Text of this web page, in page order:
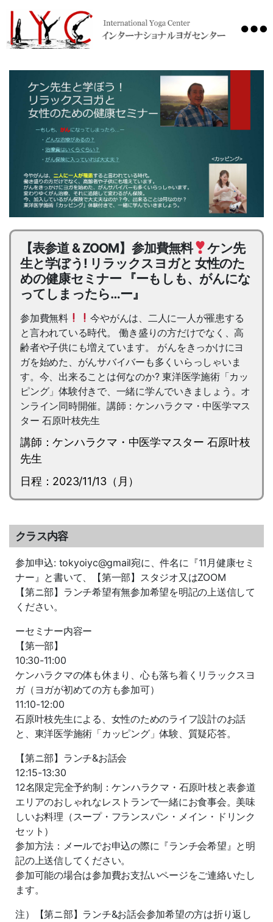
【表参道 & ZOOM】参加費無料
ケン先
生と学ぼう! リラックスヨガと 女性のた
めの健康セミナー 『ーもしも、がんにな
ってしまったら…ー』
参加費無料
今やがんは、二人に一人が罹患する
と言われている時代。 働き盛りの方だけでなく、高
齢者や子供にも増えています。 がんをきっかけにヨ
ガを始めた、がんサバイバーも多くいらっしゃいま
す。今、出来ることは何なのか? 東洋医学施術「カッ
ピング」体験付きで、一緒に学んでいきましょう。オ
ンライン同時開催。講師：ケンハラクマ・中医学マス
ター 石原叶枝先生
講師：ケンハラクマ・中医学マスター 石原叶枝
先生
日程：2023/11/13（月）
クラス内容
参加申込: tokyoiyc@gmail宛に、件名に『11月健康セミ
ナー』と書いて、【第一部】スタジオ又はZOOM
【第ニ部】ランチ希望有無参加希望を明記の上送信して
ください。
ーセミナー内容ー
【第一部】
10:30-11:00
ケンハラクマの体も休まり、心も落ち着くリラックスヨ
ガ（ヨガが初めての方も参加可）
11:10-12:00
石原叶枝先生による、女性のためのライフ設計のお話
と、東洋医学施術「カッピング」体験、質疑応答。
【第ニ部】ランチ&お話会
12:15-13:30
12名限定完全予約制：ケンハラクマ・石原叶枝と表参道
エリアのおしゃれなレストランで一緒にお食事会。美味
しいお料理（スープ・フランスパン・メイン・ドリンク
セット）
参加方法：メールでお申込の際に『ランチ会希望』と明
記の上送信してください。
参加可能の場合は参加費お支払いページをご連絡いたし
ます。
注）【第ニ部】ランチ&お話会参加希望の方は折り返し